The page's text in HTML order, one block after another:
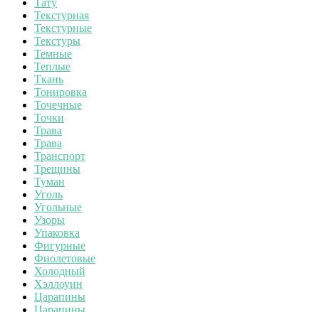
Текстурная
Текстурные
Текстуры
Темные
Теплые
Ткань
Тонировка
Точечные
Точки
Трава
Трава
Транспорт
Трещины
Туман
Уголь
Угольные
Узоры
Упаковка
Фигурные
Фиолетовые
Холодный
Хэллоуин
Царапины
Царапины